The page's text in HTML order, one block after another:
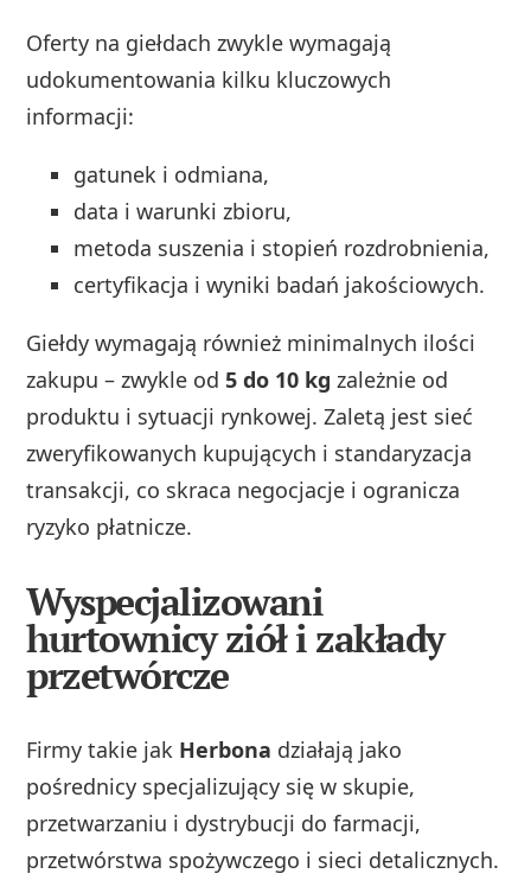
Oferty na giełdach zwykle wymagają
udokumentowania kilku kluczowych
informacji:
gatunek i odmiana,
data i warunki zbioru,
metoda suszenia i stopień rozdrobnienia,
certyfikacja i wyniki badań jakościowych.
Giełdy wymagają również minimalnych ilości
zakupu – zwykle od5 do 10 kg zależnie od
produktu i sytuacji rynkowej. Zaletą jest sieć
zweryfikowanych kupujących i standaryzacja
transakcji, co skraca negocjacje i ogranicza
ryzyko płatnicze.
Wyspecjalizowani
hurtownicy ziół i zakłady
przetwórcze
Firmy takie jak Herbona działają jako
pośrednicy specjalizujący się w skupie,
przetwarzaniu i dystrybucji do farmacji,
przetwórstwa spożywczego i sieci detalicznych.